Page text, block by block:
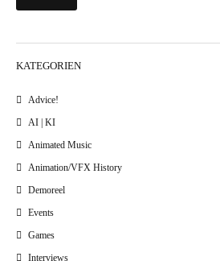
KATEGORIEN
Advice!
AI | KI
Animated Music
Animation/VFX History
Demoreel
Events
Games
Interviews